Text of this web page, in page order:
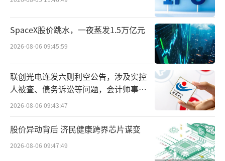
（责任编辑：zx0600）
SpaceX股价跳水，一夜蒸发1.5万亿元
2026-08-06 09:45:59
联创光电连发六则利空公告，涉及实控
人被查、债务诉讼等问题，会计师事务
所曾出具“保留意见”
2026-08-06 09:43:47
股价异动背后 济民健康跨界芯片谋变
2026-08-06 09:47:49